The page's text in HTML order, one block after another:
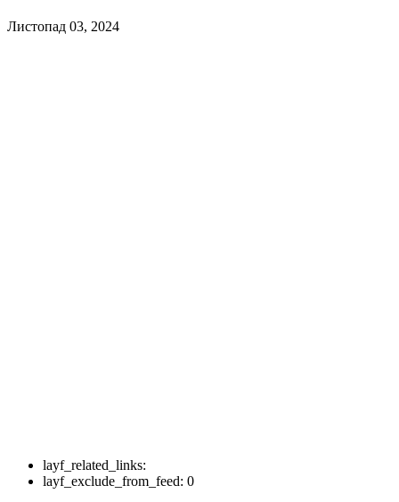
Листопад 03, 2024
layf_related_links:
layf_exclude_from_feed: 0